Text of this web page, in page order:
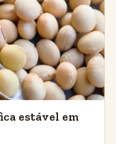
estável em